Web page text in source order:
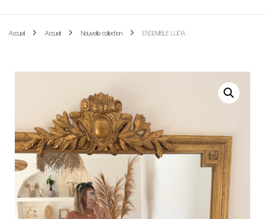
Accueil Accueil Nouvelle collection ENSEMBLE LUCIA